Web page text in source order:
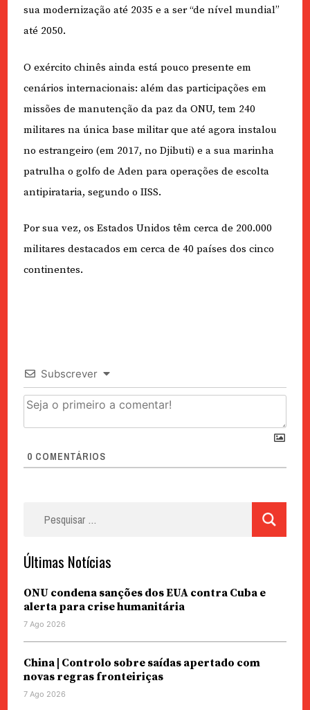
sua modernização até 2035 e a ser “de nível mundial”
até 2050.
O exército chinês ainda está pouco presente em
cenários internacionais: além das participações em
missões de manutenção da paz da ONU, tem 240
militares na única base militar que até agora instalou
no estrangeiro (em 2017, no Djibuti) e a sua marinha
patrulha o golfo de Aden para operações de escolta
antipirataria, segundo o IISS.
Por sua vez, os Estados Unidos têm cerca de 200.000
militares destacados em cerca de 40 países dos cinco
continentes.
Subscrever
0 COMENTÁRIOS
Últimas Notícias
ONU condena sanções dos EUA contra Cuba e
alerta para crise humanitária
7 Ago 2026
China | Controlo sobre saídas apertado com
novas regras fronteiriças
7 Ago 2026